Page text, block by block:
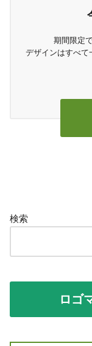
期間限定
デザインはすべて
検索
ロゴ